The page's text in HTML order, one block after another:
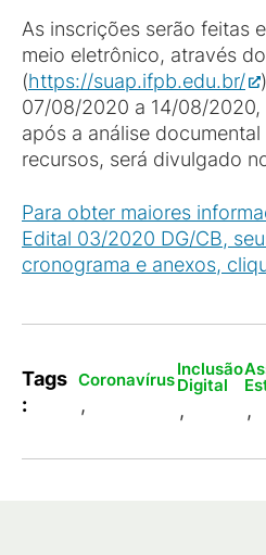
As inscrições serão feitas
meio eletrônico, através
(https://suap.ifpb.edu.br/
07/08/2020 a 14/08/2020,
após a análise
recursos, será divulgado
Para obter maiores
Edital 03/2020 DG/CB,
cronograma e anexos,
Tags
:
Coronavírus
,
Inclusão
Digital
, ,